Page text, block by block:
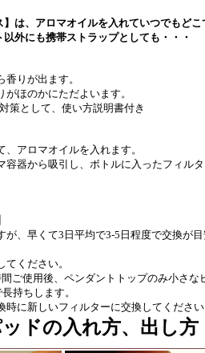
は、アロマオイルを入れていつでもどこ
以外にも携帯ストラップとしても・・・
りが出ます。
ほのかにただよいます。
策として、使い方説明書付き
アロマオイルを入れます。
器から吸引し、ボトルに入ったフィル
が、早くて3日平均で3-5日程度で交換が
ください。
ご使用後、ペンダントトップのみ小さな
持ちします。
に新しいフィルターに交換してください
ドの入れ方、出し方